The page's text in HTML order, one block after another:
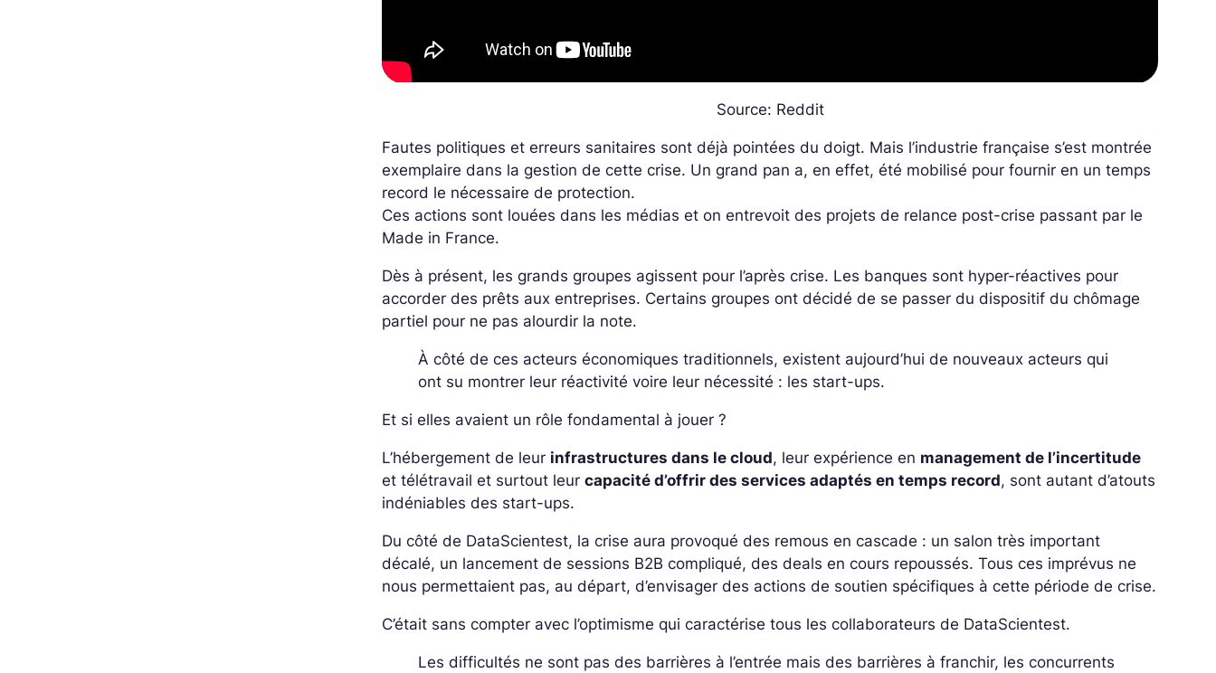
Source: Reddit
Fautes politiques et erreurs sanitaires sont déjà pointées du doigt. Mais l’industrie française s’est montrée
exemplaire dans la gestion de cette crise. Un grand pan a, en effet, été mobilisé pour fournir en un temps
record le nécessaire de protection.
Ces actions sont louées dans les médias et on entrevoit des projets de relance post-crise passant par le
Made in France.
Dès à présent, les grands groupes agissent pour l’après crise. Les banques sont hyper-réactives pour
accorder des prêts aux entreprises. Certains groupes ont décidé de se passer du dispositif du chômage
partiel pour ne pas alourdir la note.
À côté de ces acteurs économiques traditionnels, existent aujourd’hui de nouveaux acteurs qui
ont su montrer leur réactivité voire leur nécessité : les start-ups.
Et si elles avaient un rôle fondamental à jouer ?
L’hébergement de leur infrastructures dans le cloud, leur expérience en management de l’incertitude
et télétravail et surtout leurcapacité d’offrir des services adaptés en temps record, sont autant d’atouts
indéniables des start-ups.
Du côté de DataScientest, la crise aura provoqué des remous en cascade : un salon très important
décalé, un lancement de sessions B2B compliqué, des deals en cours repoussés. Tous ces imprévus ne
nous permettaient pas, au départ, d’envisager des actions de soutien spécifiques à cette période de crise.
C’était sans compter avec l’optimisme qui caractérise tous les collaborateurs de DataScientest.
Les difficultés ne sont pas des barrières à l’entrée mais des barrières à franchir, les concurrents